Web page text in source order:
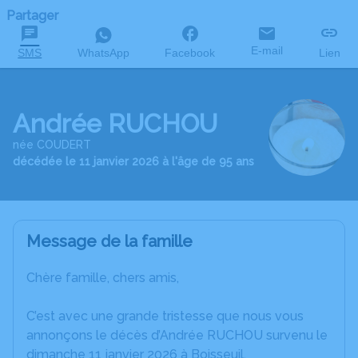
Partager
SMS WhatsApp Facebook E-mail Lien
Andrée RUCHOU
née COUDERT
décédée le 11 janvier 2026 à l'âge de 95 ans
Message de la famille
Chère famille, chers amis,
C’est avec une grande tristesse que nous vous
annonçons le décès d’Andrée RUCHOU survenu le
dimanche 11 janvier 2026 à Boisseuil.